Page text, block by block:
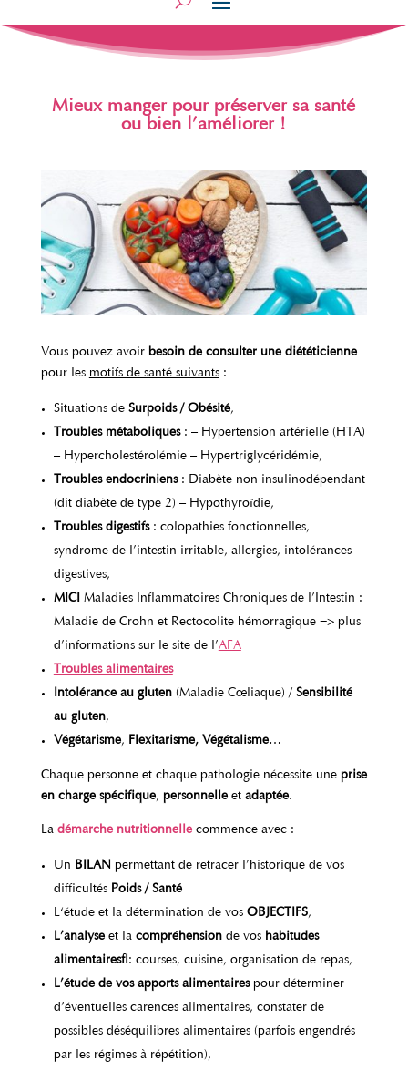
Mieux manger pour préserver sa santé
ou bien l’améliorer !
Vous pouvez avoir besoin de consulter une diététicienne
pour les motifs de santé suivants:
Situations de Surpoids / Obésité,
Troubles métaboliques : – Hypertension artérielle (HTA)
– Hypercholestérolémie – Hypertriglycéridémie,
Troubles endocriniens : Diabète non insulinodépendant
(dit diabète de type 2) – Hypothyroïdie,
Troubles digestifs : colopathies fonctionnelles,
syndrome de l’intestin irritable, allergies, intolérances
digestives,
MICI Maladies Inflammatoires Chroniques de l’Intestin :
Maladie de Crohn et Rectocolite hémorragique => plus
d’informations sur le site de l’AFA
Troubles alimentaires
Intolérance au gluten(Maladie Cœliaque) / Sensibilité
au gluten,
Végétarisme, Flexitarisme, Végétalisme…
Chaque personne et chaque pathologie nécessite une prise
en charge spécifique, personnelleet adaptée.
La démarche nutritionnellecommence avec :
Un BILAN permettant de retracer l’historique de vos
difficultés Poids / Santé
L‘étude et la détermination de vos OBJECTIFS,
L’analyse et lacompréhension de voshabitudes
alimentaires : courses, cuisine, organisation de repas,
L’étude de vos apports alimentairespour déterminer
d’éventuelles carences alimentaires, constater de
possibles déséquilibres alimentaires (parfois engendrés
par les régimes à répétition),